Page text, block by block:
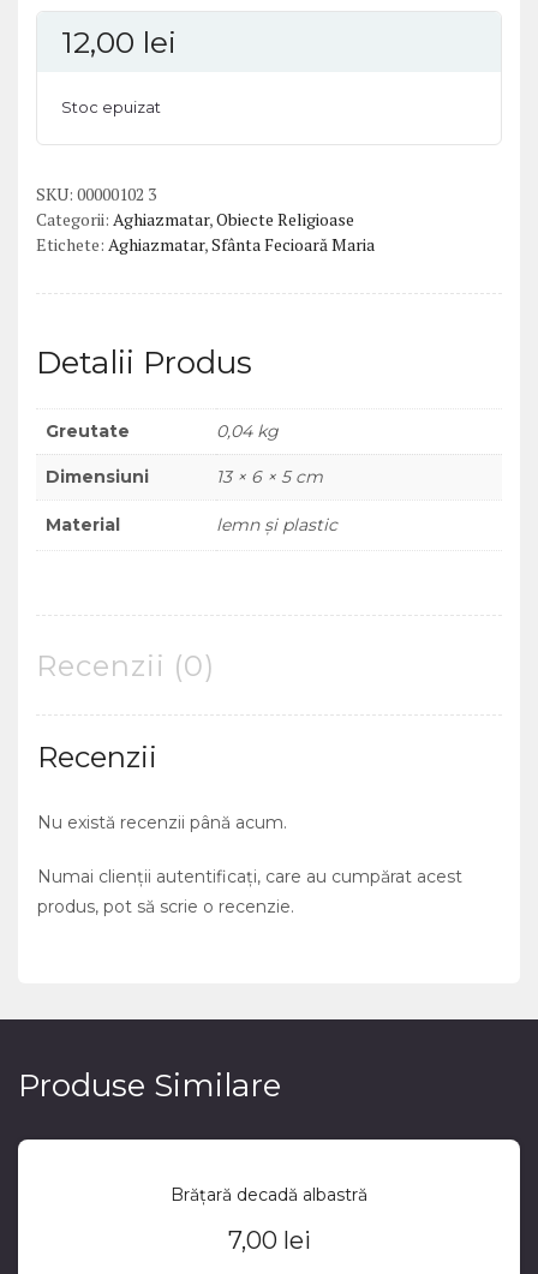
12,00 lei
Stoc epuizat
SKU: 00000102 3
Categorii: Aghiazmatar,Obiecte Religioase
Etichete: Aghiazmatar,Sfânta Fecioară Maria
Detalii Produs
Greutate 0,04 kg
Dimensiuni 13 × 6 × 5 cm
Material lemn și plastic
Recenzii (0)
Recenzii
Nu există recenzii până acum.
Numai clienții autentificați, care au cumpărat acest
produs, pot să scrie o recenzie.
Produse Similare
Brățară decadă albastră
7,00 lei